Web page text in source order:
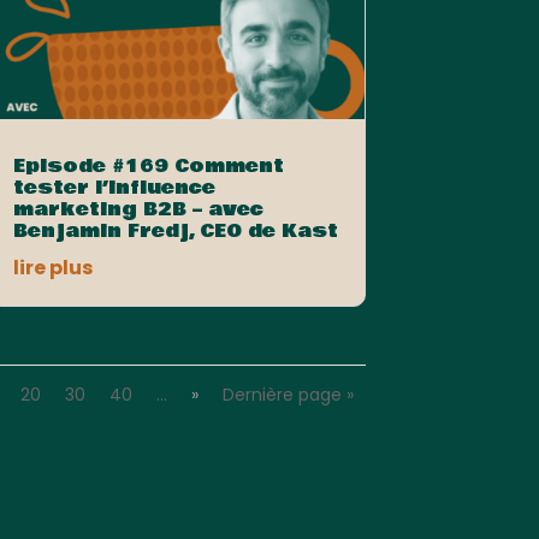
Episode #169 Comment
tester l’influence
marketing B2B – avec
Benjamin Fredj, CEO de Kast
lire plus
20 30 40 … » Dernière page »